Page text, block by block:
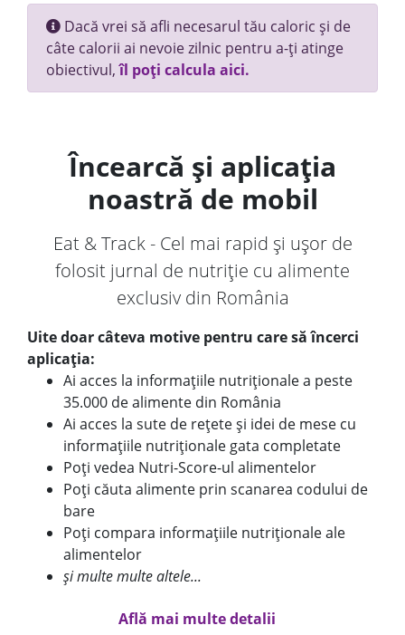
Dacă vrei să afli necesarul tău caloric și de
câte calorii ai nevoie zilnic pentru a-ți atinge
obiectivul,îl poți calcula aici.
Încearcă și aplicația
noastră de mobil
Eat & Track - Cel mai rapid și ușor de
folosit jurnal de nutriție cu alimente
exclusiv din România
Uite doar câteva motive pentru care să încerci
aplicația:
Ai acces la informațiile nutriționale a peste
35.000 de alimente din România
Ai acces la sute de rețete și idei de mese cu
informațiile nutriționale gata completate
Poți vedea Nutri-Score-ul alimentelor
Poți căuta alimente prin scanarea codului de
bare
Poți compara informațiile nutriționale ale
alimentelor
și multe multe altele...
Află mai multe detalii